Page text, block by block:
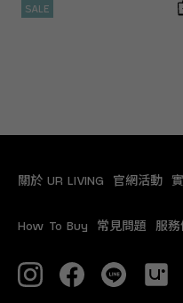
SALE
關於 UR LIVING 官網活動
How To Buy 常見問題 服